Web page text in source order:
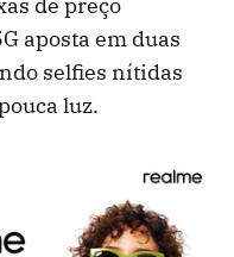
aposta em duas
selfies nítidas
luz.